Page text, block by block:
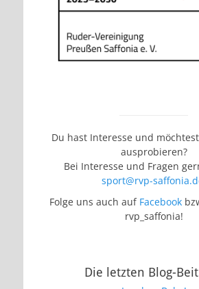
Du hast Interesse und
ausprobieren?
Bei Interesse und Fragen
sport@rvp-
Folge uns auch auf Facebook
rvp_saffonia!
Die letzten Blog-